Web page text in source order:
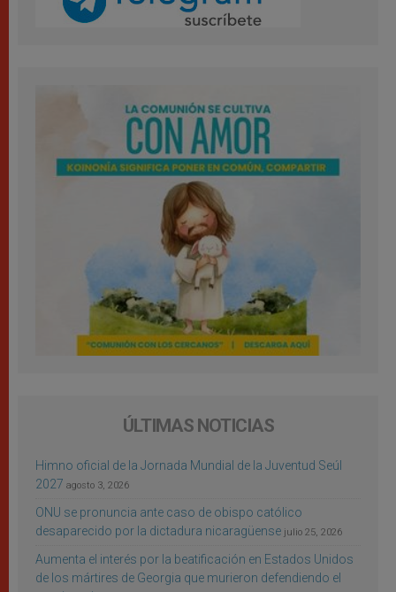
ÚLTIMAS NOTICIAS
Himno oficial de la Jornada Mundial de la Juventud Seúl
2027 agosto 3, 2026
ONU se pronuncia ante caso de obispo católico
desaparecido por la dictadura nicaragüense julio 25, 2026
Aumenta el interés por la beatificación en Estados Unidos
de los mártires de Georgia que murieron defendiendo el